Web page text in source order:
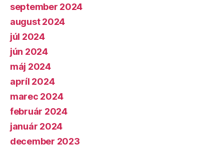
september 2024
august 2024
júl 2024
jún 2024
máj 2024
apríl 2024
marec 2024
február 2024
január 2024
december 2023